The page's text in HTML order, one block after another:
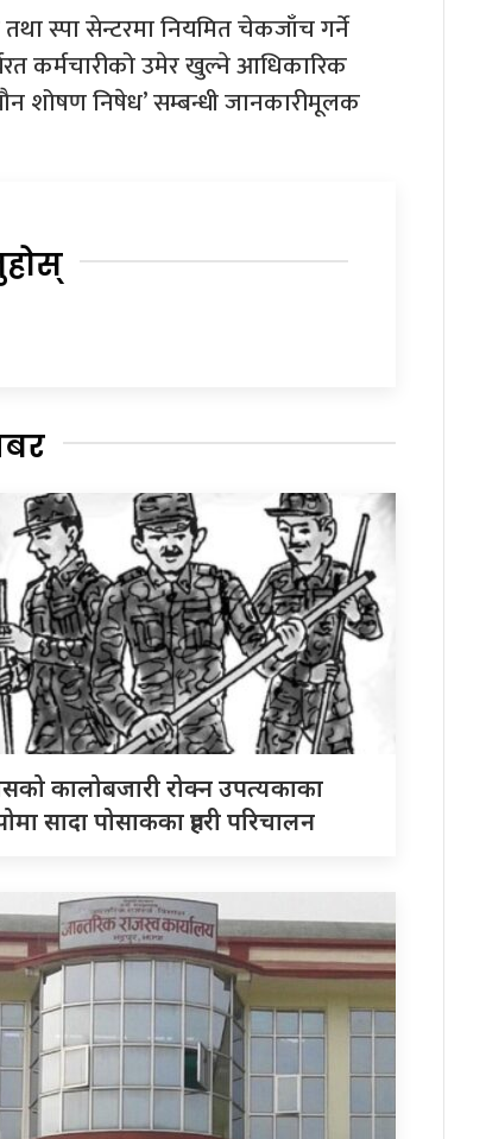
स्पा सेन्टरमा नियमित चेकजाँच गर्ने
कर्मचारीको उमेर खुल्ने आधिकारिक
शोषण निषेध’ सम्बन्धी जानकारीमूलक
कालोबजारी रोक्न उपत्यकाका
सादा पोसाकका प्रहरी परिचालन